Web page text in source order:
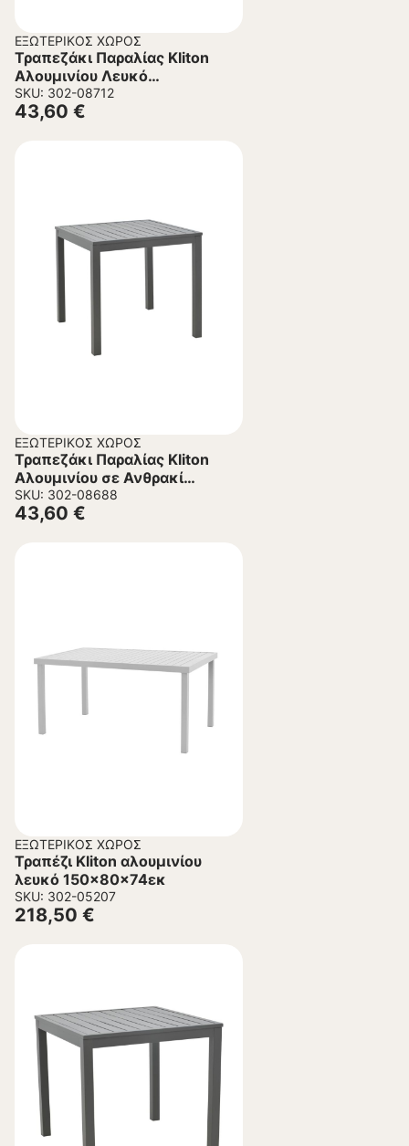
ΕΞΩΤΕΡΙΚΌΣ ΧΏΡΟΣ
Τραπεζάκι Παραλίας Kliton
Αλουμινίου Λευκό
45x45x41εκ.
SKU: 302-08712
43,60 €
ΕΞΩΤΕΡΙΚΌΣ ΧΏΡΟΣ
Τραπεζάκι Παραλίας Kliton
Αλουμινίου σε Ανθρακί
45x45x41εκ.
SKU: 302-08688
43,60 €
ΕΞΩΤΕΡΙΚΌΣ ΧΏΡΟΣ
Τραπέζι Kliton αλουμινίου
λευκό 150x80x74εκ
SKU: 302-05207
218,50 €